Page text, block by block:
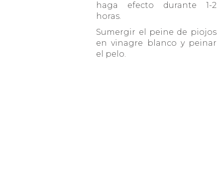
haga efecto durante 1-2
horas.
Sumergir el peine de piojos
en vinagre blanco y peinar
el pelo.